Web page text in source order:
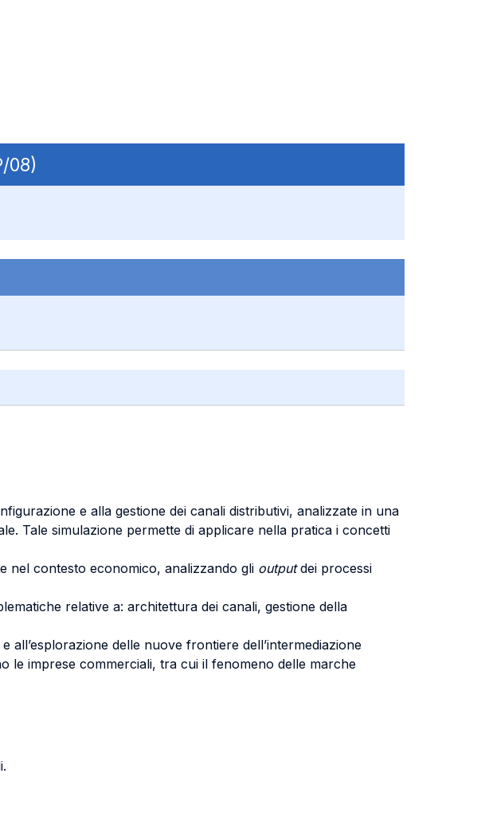
08)
e alla gestione dei canali distributivi, analizzate in una
Tale simulazione permette di applicare nella pratica i concetti
nel contesto economico, analizzando gli outputdei processi
relative a: architettura dei canali, gestione della
all’esplorazione delle nuove frontiere dell’intermediazione
le imprese commerciali, tra cui il fenomeno delle marche